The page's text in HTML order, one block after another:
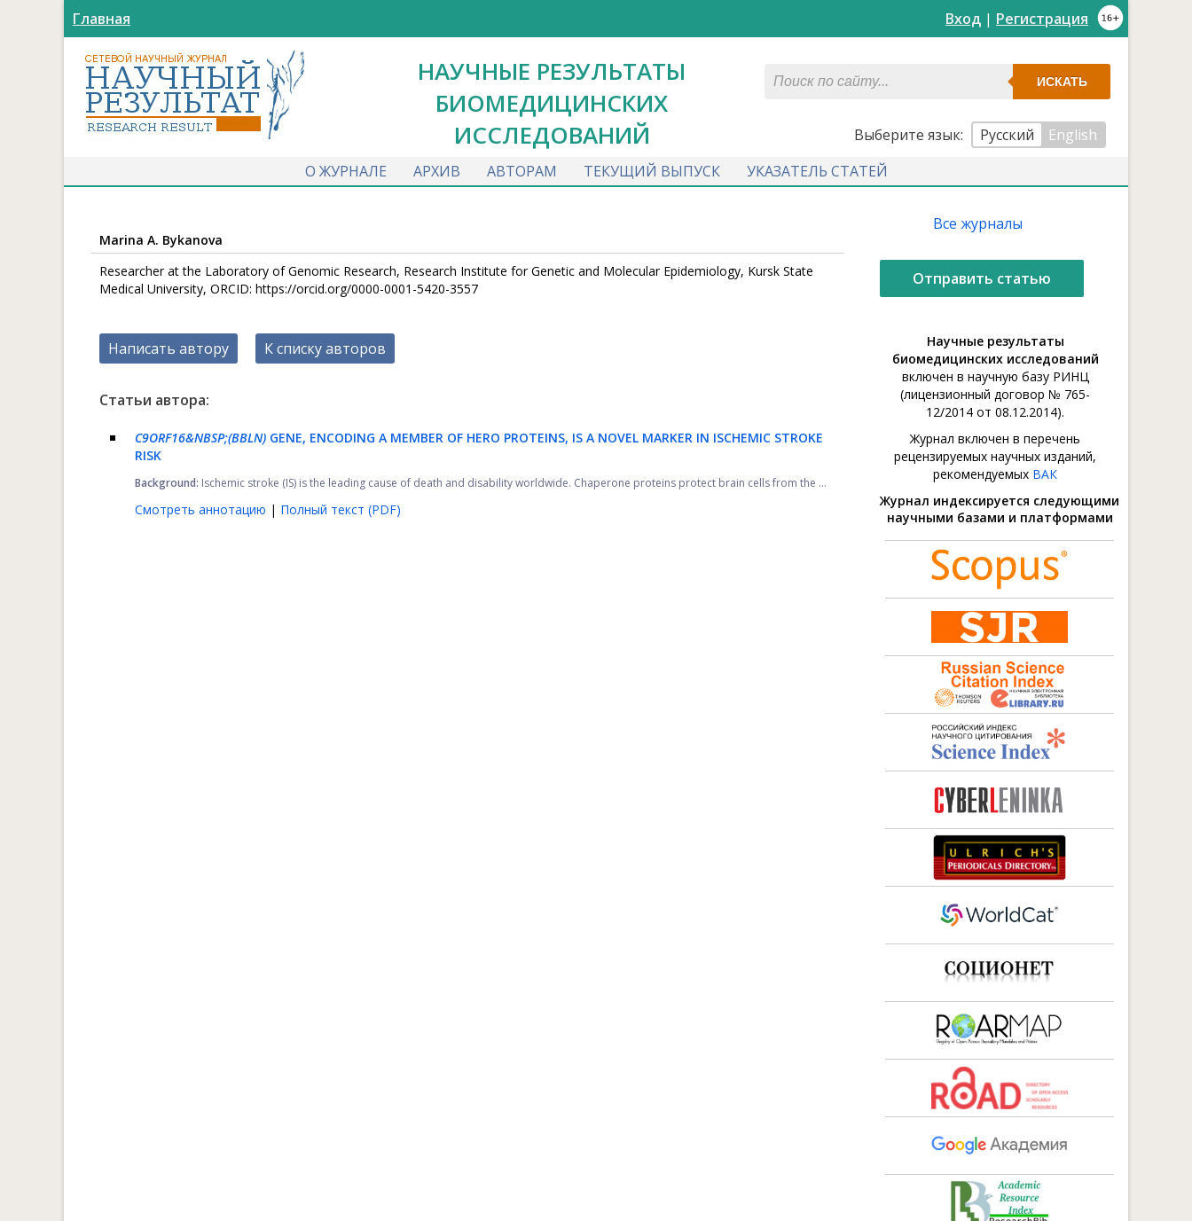
Главная Вход | Регистрация
НАУЧНЫЕ РЕЗУЛЬТАТЫ
БИОМЕДИЦИНСКИХ
ИССЛЕДОВАНИЙ
ИСКАТЬ
Выберите язык: Русский
English
О ЖУРНАЛЕ
АРХИВ АВТОРАМ ТЕКУЩИЙ ВЫПУСК УКАЗАТЕЛЬ СТАТЕЙ
Marina A. Bykanova
Researcher at the Laboratory of Genomic Research, Research Institute for Genetic and Molecular Epidemiology, Kursk State
Medical University, ORCID: https://orcid.org/0000-0001-5420-3557
Написать автору К списку авторов
Статьи автора:
C9ORF16&NBSP;(BBLN) GENE, ENCODING A MEMBER OF HERO PROTEINS, IS A NOVEL MARKER IN ISCHEMIC STROKE
RISK
Background: Ischemic stroke (IS) is the leading cause of death and disability worldwide. Chaperone proteins protect brain cells from the ...
Смотреть аннотацию | Полный текст (PDF)
Все журналы
Отправить статью
Научные результаты
биомедицинских исследований
включен в научную базу РИНЦ
(лицензионный договор № 765-
12/2014 от 08.12.2014).
Журнал включен в перечень
рецензируемых научных изданий,
рекомендуемых ВАК
Журнал индексируется следующими
научными базами и платформами